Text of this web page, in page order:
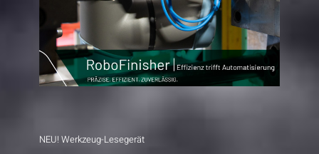
NEU! Werkzeug-Lesegerät